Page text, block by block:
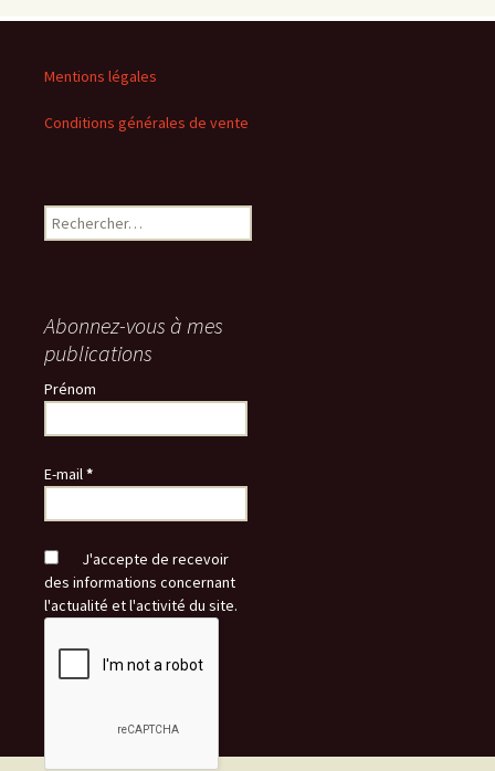
Mentions légales
Conditions générales de vente
Rechercher :
Abonnez-vous à mes
publications
Prénom
E-mail*
J'accepte de recevoir
des informations concernant
l'actualité et l'activité du site.